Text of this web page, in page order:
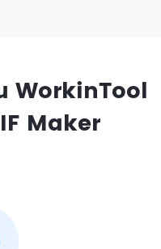
WorkinTool
Maker